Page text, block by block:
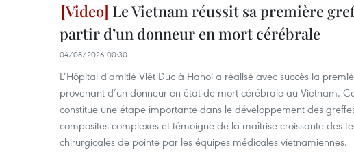
Le Vietnam réussit sa première
partir d’un donneur en mort cérébrale
04/08/2026 00:30
L’Hôpital d'amitié Viêt Duc à Hanoi a réalisé avec succès la
provenant d’un donneur en état de mort cérébrale au Vietnam.
constitue une étape importante dans le développement des
composites complexes et témoigne de la maîtrise croissante des
chirurgicales de pointe par les équipes médicales vietnamiennes.